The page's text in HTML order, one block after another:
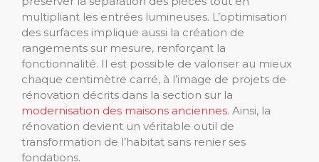
multipliant les entrées lumineuses. L’optimisation
des surfaces implique aussi la création de
rangements sur mesure, renforçant la
fonctionnalité. Il est possible de valoriser au mieux
chaque centimètre carré, à l’image de projets de
rénovation décrits dans la section sur la
modernisation des maisons anciennes. Ainsi, la
rénovation devient un véritable outil de
transformation de l’habitat sans renier ses
fondations.